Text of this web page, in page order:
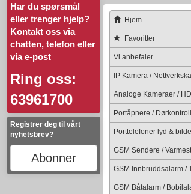
Har du spørsmål
eller trenger hjelp?
Kontakt oss via
chatten, telefon eller
via e-post
Ring oss:
63961700
Registrer deg til vårt
nyhetsbrev?
Abonner
Hjem
Favoritter
Vi anbefaler
IP Kamera /
Analoge Kameraer /
Portåpnere / Dørkontroll
Porttelefoner lyd & bilde
GSM Sendere /
GSM Innbruddsalarm /
GSM Båtalarm /